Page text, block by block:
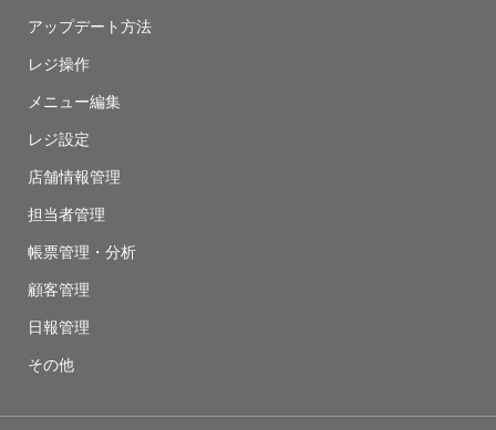
アップデート方法
レジ操作
メニュー編集
レジ設定
店舗情報管理
担当者管理
帳票管理・分析
顧客管理
日報管理
その他